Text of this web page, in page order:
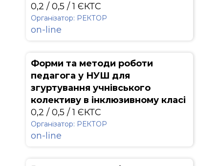
0,2 / 0,5 / 1 ЄКТС
Організатор: РЕКТОР
on-line
Форми та методи роботи
педагога у НУШ для
згуртування учнівського
колективу в інклюзивному класі
0,2 / 0,5 / 1 ЄКТС
Організатор: РЕКТОР
on-line